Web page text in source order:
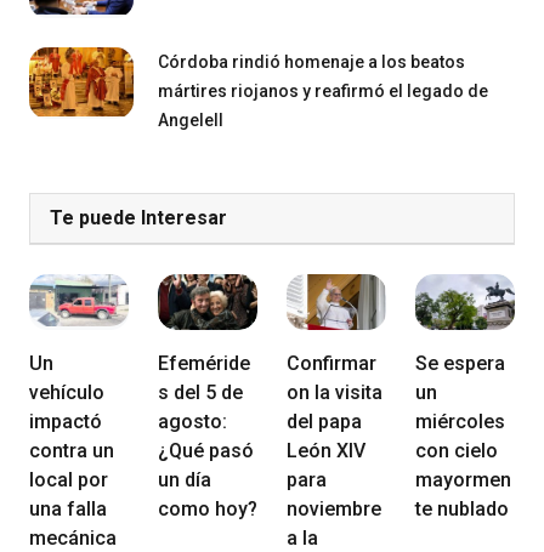
Córdoba rindió homenaje a los beatos
mártires riojanos y reafirmó el legado de
Angelell
Te puede Interesar
Un
vehículo
impactó
contra un
local por
una falla
mecánica
Efeméride
s del 5 de
agosto:
¿Qué pasó
un día
como hoy?
Confirmar
on la visita
del papa
León XIV
para
noviembre
a la
Se espera
un
miércoles
con cielo
mayormen
te nublado